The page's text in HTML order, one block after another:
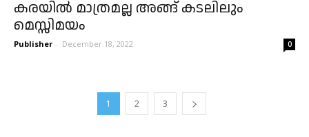
കരയിൽ മാത്രമല്ല അങ്ങ് കടലിലും
മെസ്സിമയം
Publisher - December 18, 2022 0
1 2 3